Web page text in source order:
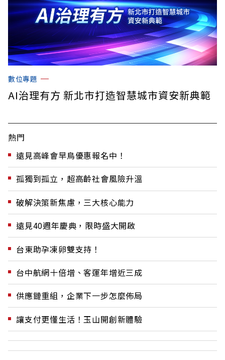
數位專題
AI治理有方 新北市打造智慧城市資安新典範
熱門
遠見高峰會早鳥優惠報名中！
孤獨到孤立，超高齡社會風險升溫
破解決策新焦慮，三大核心能力
遠見40週年慶典，限時盛大開啟
台東助孕凍卵雙支持！
台中航網十倍增、客運年增近三成
供應鏈重組，企業下一步怎麼佈局
讓支付更懂生活！玉山開創新體驗